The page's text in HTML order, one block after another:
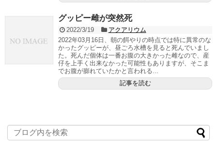
グッピー雌が突然死
2022/3/19
アクアリウム
2022年03月16日、朝の餌やりの時点では特に異常のな
かったグッピーが、昼ごろ水槽を見ると死んでいまし
た。死んだ個体は一番お腹の大きかった雌なので、産
仔を上手く出来なかった可能性もありますが、そこま
でお腹が膨れていたかと言われる...
記事を読む